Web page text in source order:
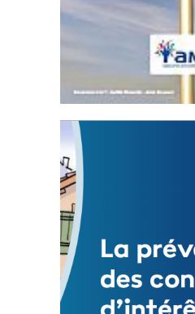
Statut de l’élu local
3 avril 2024
Mise à jour avril 2024
FEUILLETER